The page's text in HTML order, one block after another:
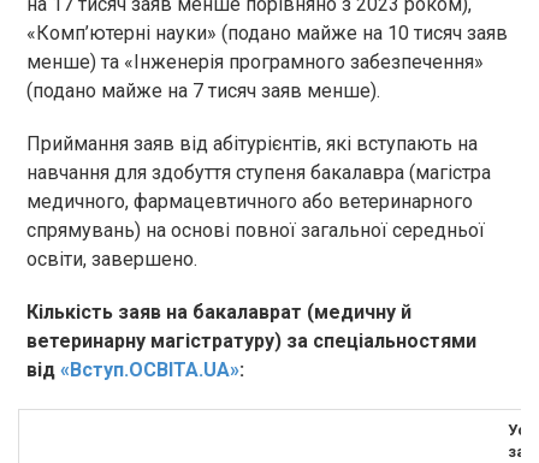
на 17 тисяч заяв менше порівняно з 2023 роком),
«Комп’ютерні науки» (подано майже на 10 тисяч заяв
менше) та «Інженерія програмного забезпечення»
(подано майже на 7 тисяч заяв менше).
Приймання заяв від абітурієнтів, які вступають на
навчання для здобуття ступеня бакалавра (магістра
медичного, фармацевтичного або ветеринарного
спрямувань) на основі повної загальної середньої
освіти, завершено.
Кількість заяв на бакалаврат (медичну й
ветеринарну магістратуру) за спеціальностями
від «Вступ.ОСВІТА.UA»: